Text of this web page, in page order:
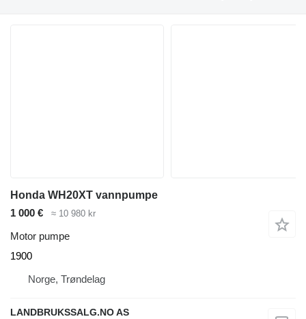
Honda WH20XT vannpumpe
1 000 €
≈ 10 980 kr
Motor pumpe
1900
Norge, Trøndelag
LANDBRUKSSALG.NO AS